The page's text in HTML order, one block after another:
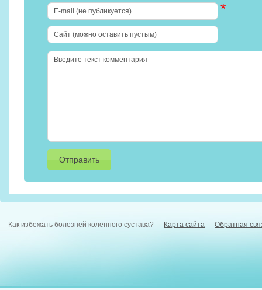
*
Как избежать болезней коленного сустава? Карта сайта Обратная